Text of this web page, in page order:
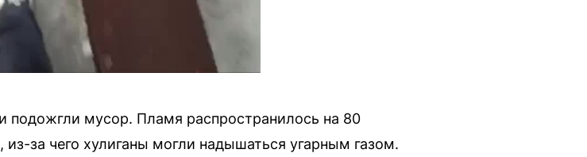
подожгли мусор. Пламя распространилось на 80
за чего хулиганы могли надышаться угарным газом.